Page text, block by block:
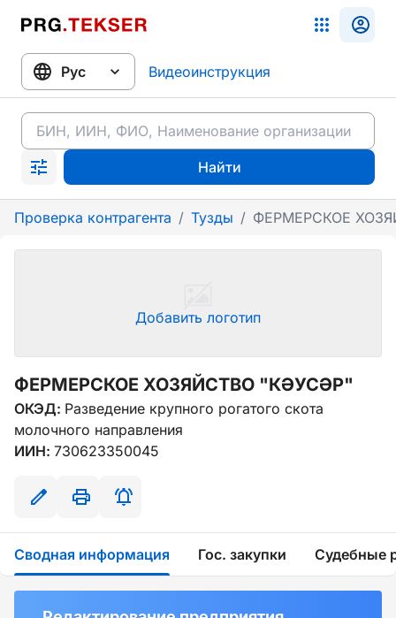
Видеоинструкция
Найти
Проверка контрагента / Тузды / ФЕРМЕРСКОЕ
Добавить логотип
ФЕРМЕРСКОЕ ХОЗЯЙСТВО "КӘУСӘР"
ОКЭД: Разведение крупного рогатого скота
молочного направления
ИИН: 730623350045
Сводная информация Гос. закупки Судебные